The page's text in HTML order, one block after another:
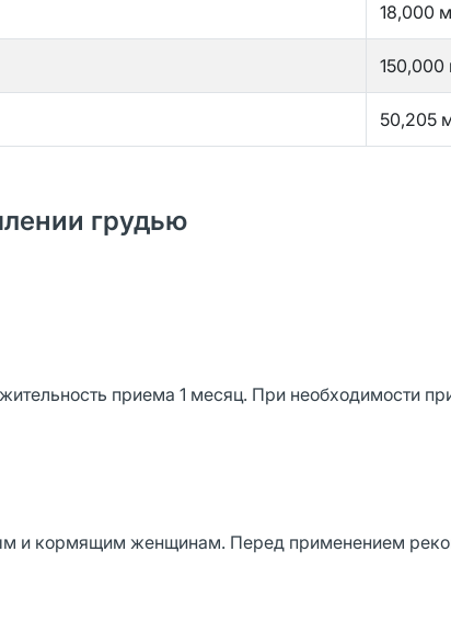
18,000
150,000
50,205
грудью
приема 1 месяц. При необходимости
и кормящим женщинам. Перед применением